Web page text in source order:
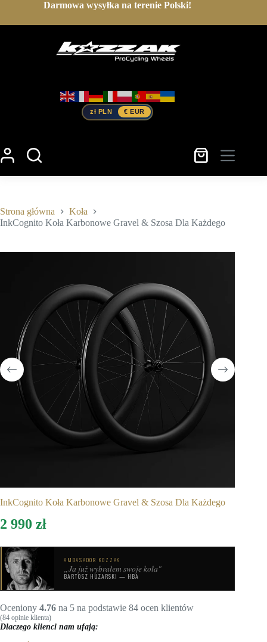
treści
Darmowa wysyłka na terenie Polski!
zł PLN € EUR
Koszyk
Strona główna
Koła
InkCognito Koła Karbonowe Gravel & Szosa Dla Każdego
InkCognito Koła Karbonowe Gravel & Szosa Dla Każdego
2 990 zł
AMBASADOR KOZZAK
„Ja już wybrałem swoje koła"
BARTOSZ HUZARSKI — HBA
Oceniony 4.76 na 5 na podstawie 84 ocen klientów
(84 opinie klienta)
Dlaczego klienci nam ufają: